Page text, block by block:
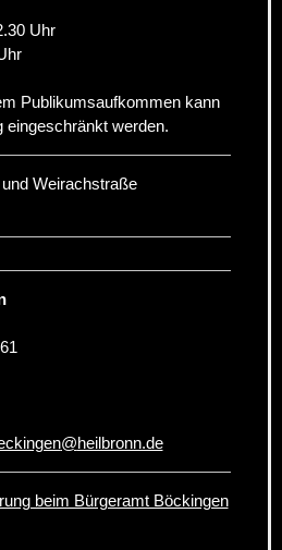
Uhr
Publikumsaufkommen kann
eingeschränkt werden.
Weirachstraße
@heilbronn.de
beim Bürgeramt Böckingen